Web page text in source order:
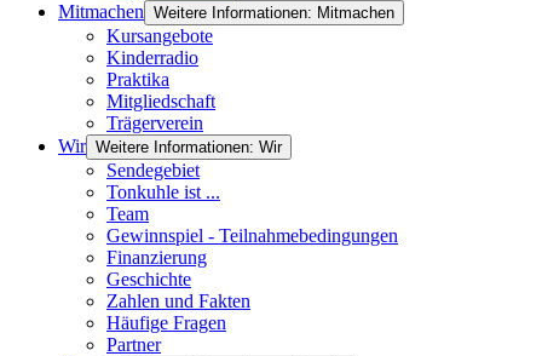
Mitmachen Weitere Informationen: Mitmachen
Kursangebote
Kinderradio
Praktika
Mitgliedschaft
Trägerverein
Wir Weitere Informationen: Wir
Sendegebiet
Tonkuhle ist ...
Team
Gewinnspiel - Teilnahmebedingungen
Finanzierung
Geschichte
Zahlen und Fakten
Häufige Fragen
Partner